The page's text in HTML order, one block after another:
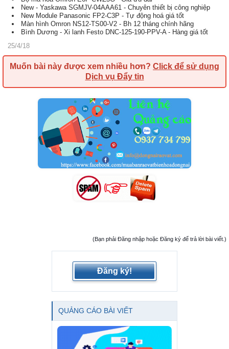
New - Yaskawa SGMJV-04AAA61 - Chuyên thiết bị công nghiệp
New Module Panasonic FP2-C3P - Tự động hoá giá tốt
Màn hình Omron NS12-TS00-V2 - Bh 12 tháng chính hãng
Bình Dương - Xi lanh Festo DNC-125-190-PPV-A - Hàng giá tốt
25/4/18
Muốn bài này được xem nhiều hơn? Click để sử dụng
Dịch vụ Đẩy tin
(Bạn phải Đăng nhập hoặc Đăng ký để trả lời bài viết.)
Đăng ký!
QUẢNG CÁO BÀI VIẾT